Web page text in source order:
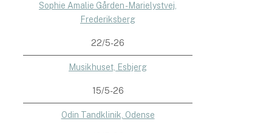
Sophie Amalie Gården - Marielystvej,
Frederiksberg
22/5-26
Musikhuset, Esbjerg
15/5-26
Odin Tandklinik, Odense